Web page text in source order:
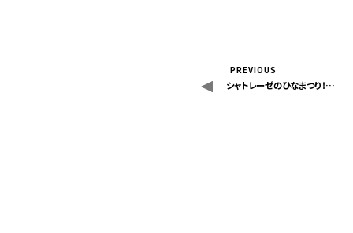
PREVIOUS
シャトレーゼのひなまつり！…